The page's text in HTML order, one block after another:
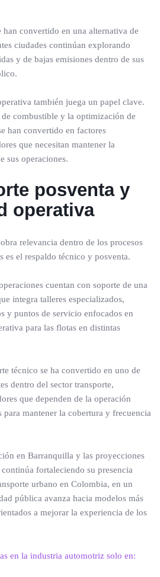
han convertido en una alternativa de
ciudades continúan explorando
y de bajas emisiones dentro de sus
también juega un papel clave.
combustible y la optimización de
han convertido en factores
que necesitan mantener la
sus operaciones.
posventa y
operativa
relevancia dentro de los procesos
es el respaldo técnico y posventa.
cuentan con soporte de una
integra talleres especializados,
y puntos de servicio enfocados en
para las flotas en distintas
técnico se ha convertido en uno de
dentro del sector transporte,
que dependen de la operación
para mantener la cobertura y frecuencia
en Barranquilla y las proyecciones
fortaleciendo su presencia
urbano en Colombia, en un
pública avanza hacia modelos más
a mejorar la experiencia de los
en la industria automotriz solo en: